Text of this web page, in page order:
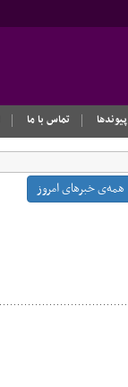
پیوندها تماس با ما
همه‌ی خبرهای امروز